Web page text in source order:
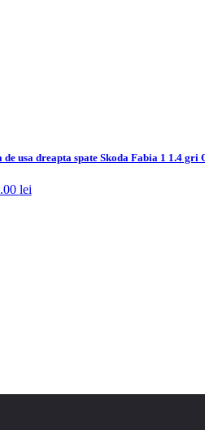
de usa dreapta spate Skoda Fabia 1 1.4 gri
lei